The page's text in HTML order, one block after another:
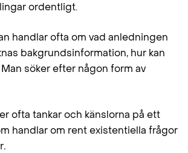
ordentligt.
handlar ofta om vad anledningen
bakgrundsinformation, hur kan
söker efter någon form av
ofta tankar och känslorna på ett
handlar om rent existentiella frågor
.